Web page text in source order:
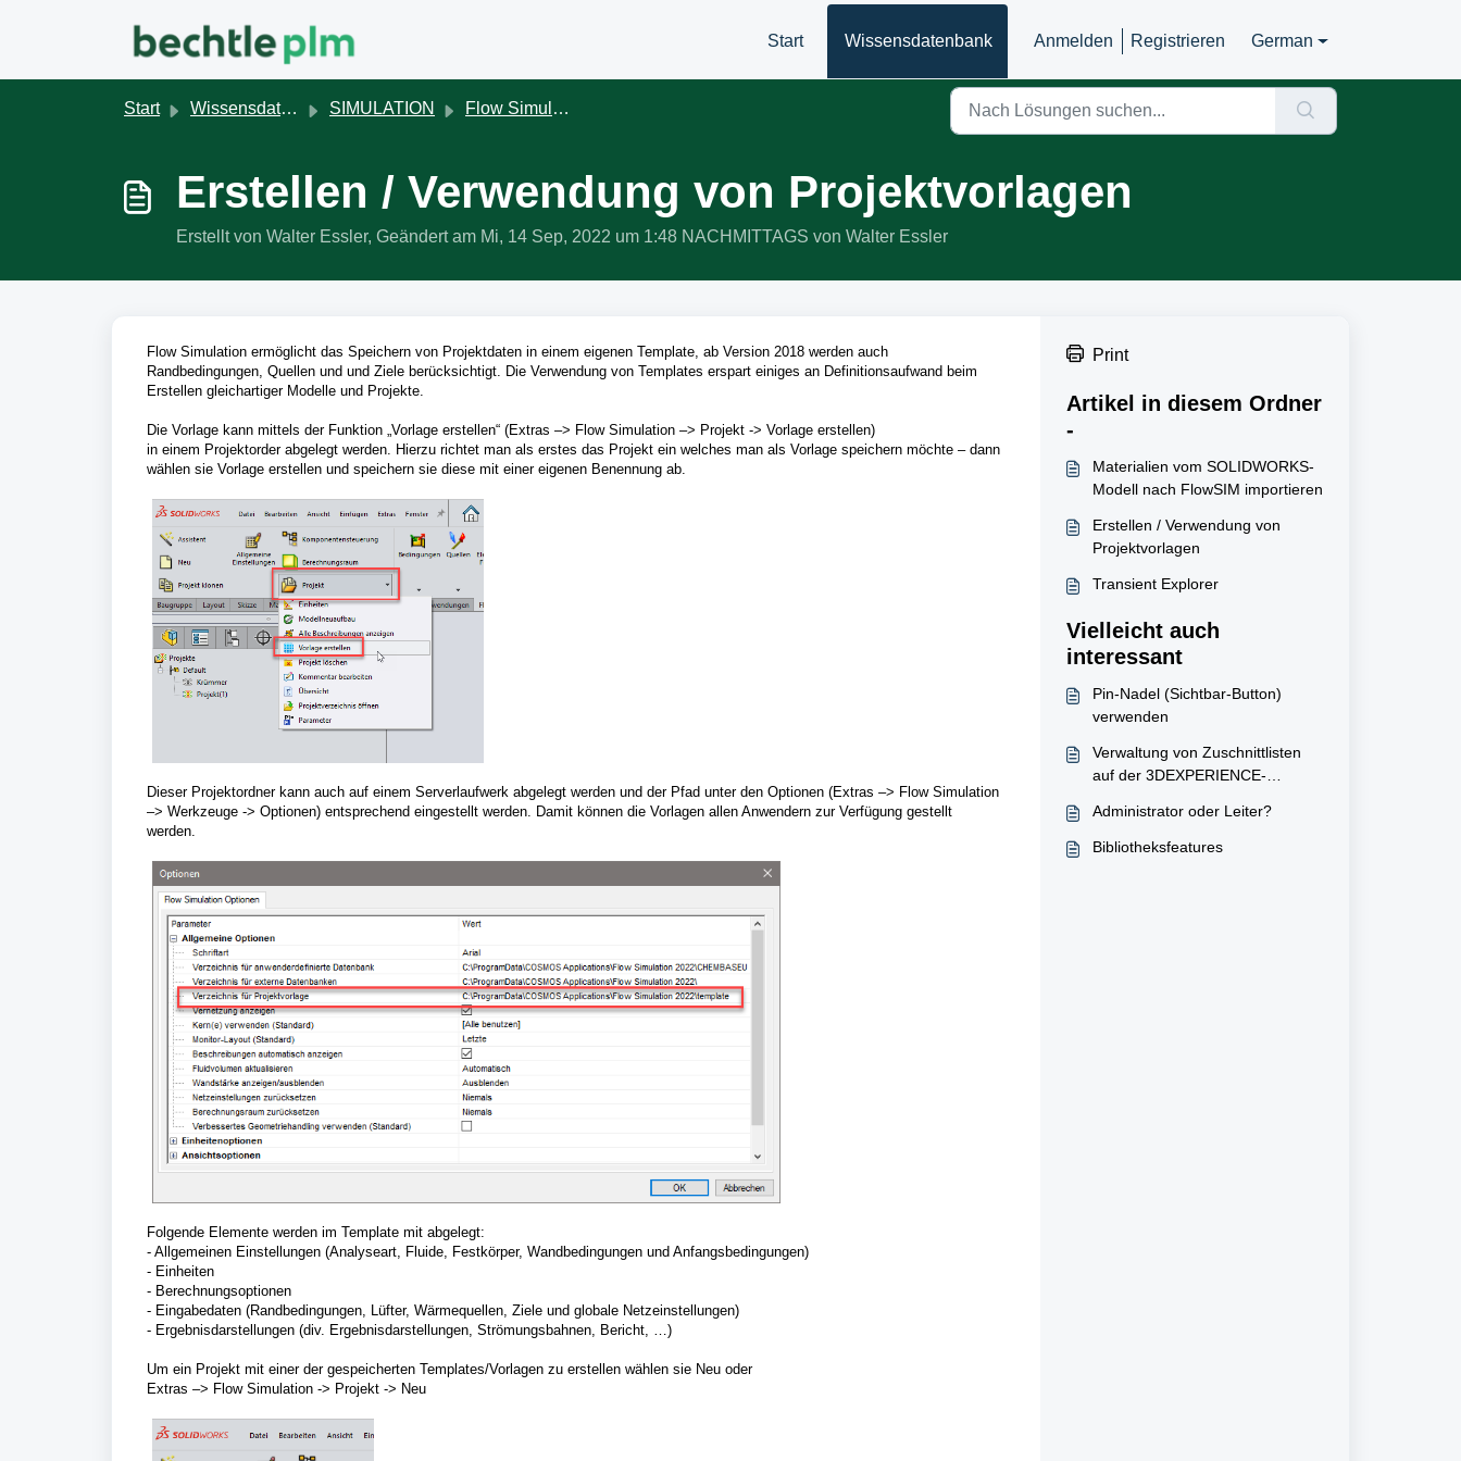
Start
Wissensdatenbank Anmelden Registrieren German
Start Wissensdatenbank SIMULATION Flow Simulation - CFD / Strömungssimulation
Erstellen / Verwendung von Projektvorlagen
Erstellt von Walter Essler, Geändert am Mi, 14 Sep, 2022 um 1:48 NACHMITTAGS von Walter Essler
Flow Simulation ermöglicht das Speichern von Projektdaten in einem eigenen Template, ab Version 2018 werden auch
Randbedingungen, Quellen und und Ziele berücksichtigt. Die Verwendung von Templates erspart einiges an Definitionsaufwand beim
Erstellen gleichartiger Modelle und Projekte.
Die Vorlage kann mittels der Funktion „Vorlage erstellen“ (Extras –> Flow Simulation –> Projekt -> Vorlage erstellen)
in einem Projektorder abgelegt werden. Hierzu richtet man als erstes das Projekt ein welches man als Vorlage speichern möchte – dann
wählen sie Vorlage erstellen und speichern sie diese mit einer eigenen Benennung ab.
Dieser Projektordner kann auch auf einem Serverlaufwerk abgelegt werden und der Pfad unter den Optionen (Extras –> Flow Simulation
–> Werkzeuge -> Optionen) entsprechend eingestellt werden. Damit können die Vorlagen allen Anwendern zur Verfügung gestellt
werden.
Folgende Elemente werden im Template mit abgelegt:
- Allgemeinen Einstellungen (Analyseart, Fluide, Festkörper, Wandbedingungen und Anfangsbedingungen)
- Einheiten
- Berechnungsoptionen
- Eingabedaten (Randbedingungen, Lüfter, Wärmequellen, Ziele und globale Netzeinstellungen)
- Ergebnisdarstellungen (div. Ergebnisdarstellungen, Strömungsbahnen, Bericht, …)
Um ein Projekt mit einer der gespeicherten Templates/Vorlagen zu erstellen wählen sie Neu oder
Extras –> Flow Simulation -> Projekt -> Neu
Print
Artikel in diesem Ordner
-
Materialien vom SOLIDWORKS-
Modell nach FlowSIM importieren
Erstellen / Verwendung von
Projektvorlagen
Transient Explorer
Vielleicht auch
interessant
Pin-Nadel (Sichtbar-Button)
verwenden
Verwaltung von Zuschnittlisten
auf der 3DEXPERIENCE-
Schweißkonstruktionen)
Administrator oder Leiter?
Bibliotheksfeatures